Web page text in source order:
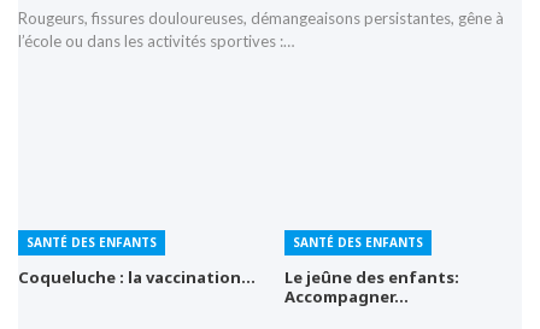
Rougeurs, fissures douloureuses, démangeaisons persistantes, gêne à
l’école ou dans les activités sportives :…
SANTÉ DES ENFANTS
Coqueluche : la vaccination…
SANTÉ DES ENFANTS
Le jeûne des enfants:
Accompagner…